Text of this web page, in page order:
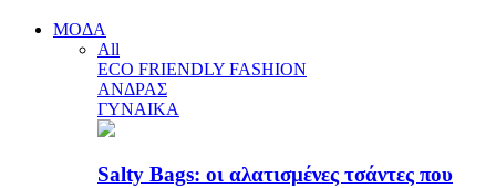
ΜΟΔΑ
All
ECO FRIENDLY FASHION
ΑΝΔΡΑΣ
ΓΥΝΑΙΚΑ
Salty Bags: οι αλατισμένες τσάντες που